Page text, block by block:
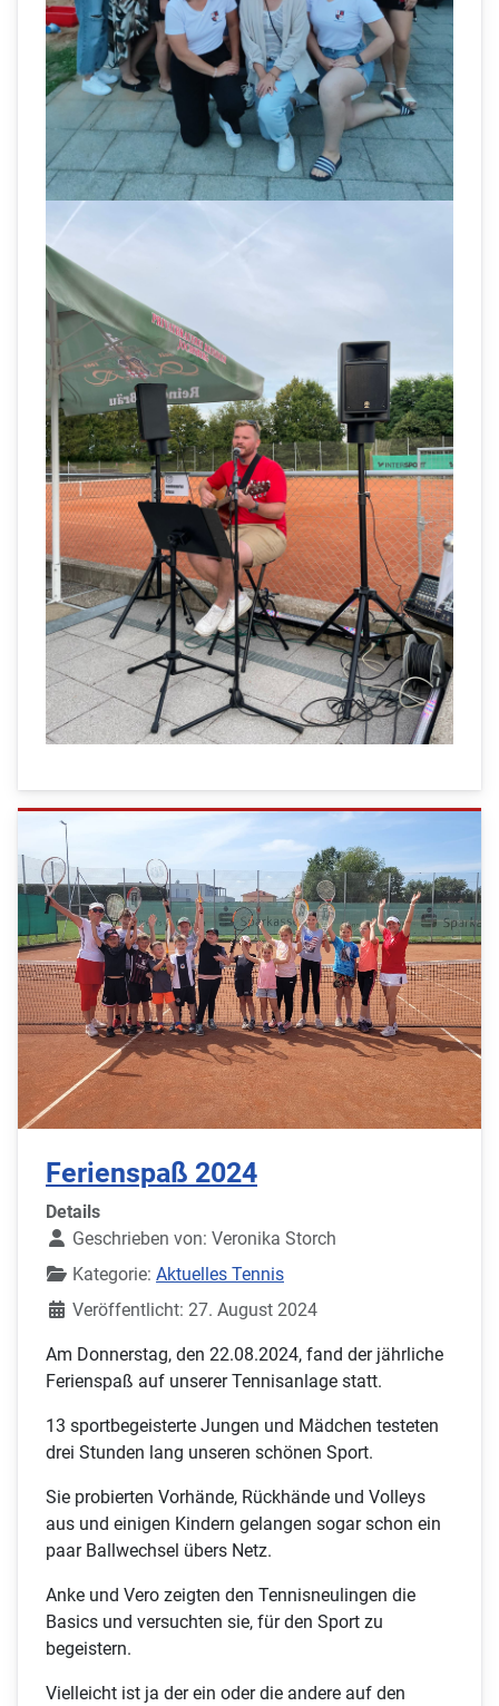
Ferienspaß 2024
Details
Geschrieben von: Veronika Storch
Kategorie: Aktuelles Tennis
Veröffentlicht: 27. August 2024
Am Donnerstag, den 22.08.2024, fand der jährliche
Ferienspaß auf unserer Tennisanlage statt.
13 sportbegeisterte Jungen und Mädchen testeten
drei Stunden lang unseren schönen Sport.
Sie probierten Vorhände, Rückhände und Volleys
aus und einigen Kindern gelangen sogar schon ein
paar Ballwechsel übers Netz.
Anke und Vero zeigten den Tennisneulingen die
Basics und versuchten sie, für den Sport zu
begeistern.
Vielleicht ist ja der ein oder die andere auf den